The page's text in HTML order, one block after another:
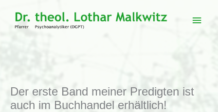
springen
Der erste Band meiner Predigten ist
auch im Buchhandel erhältlich!